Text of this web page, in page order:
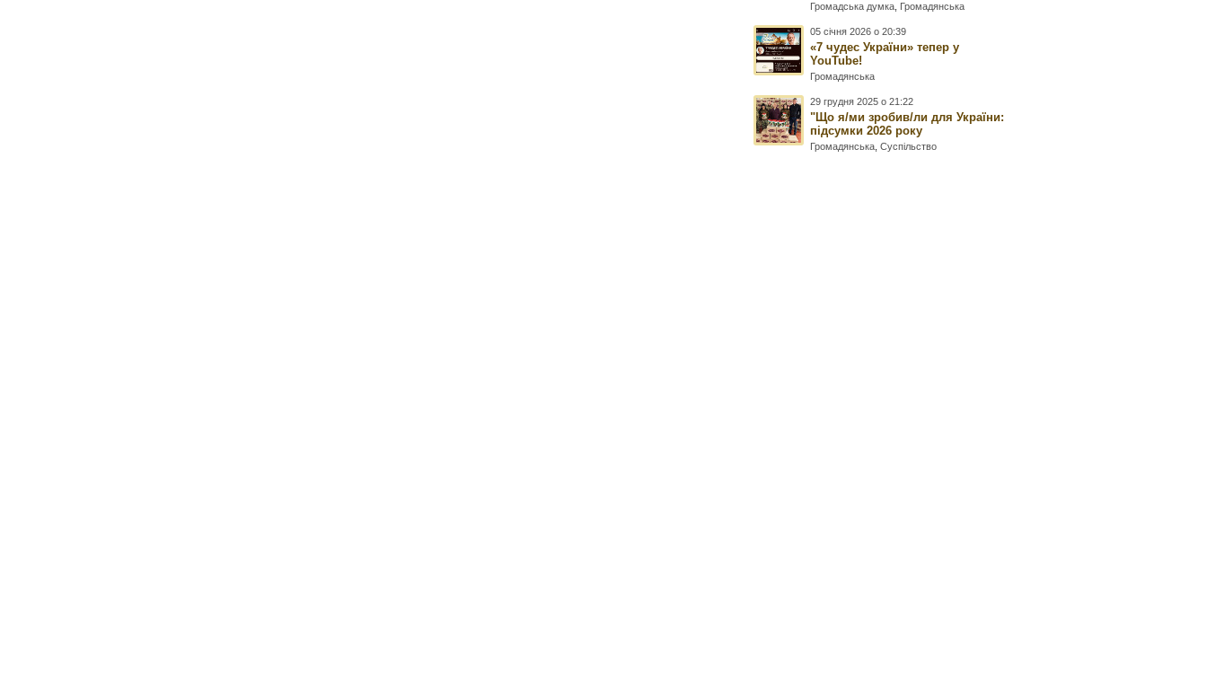
Громадська думка Громадянська
05 січня 2026 о 20:39
«7 чудес України» тепер у
YouTube!
Громадянська
29 грудня 2025 о 21:22
"Що я/ми зробив/ли для України:
підсумки 2026 року
Громадянська ,Суспільство